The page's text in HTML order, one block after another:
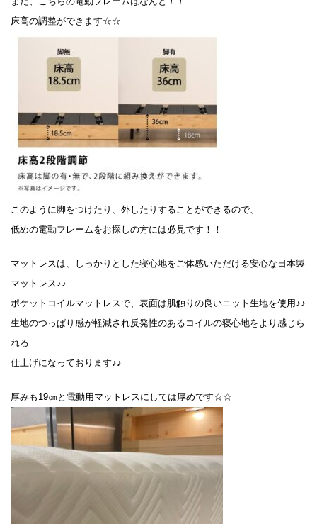
床高の調整ができます☆☆
このように脚をつけたり、外したりすることができるので、
低めの電動フレームをお探しの方には必見です！！
マットレスは、しっかりとした寝心地をご体感いただける安心な日本製
マットレス♪♪
ポケットコイルマットレスで、表面は肌触りの良いニット生地を使用♪♪
生地のつっぱり感が軽減され反発性のあるコイルの寝心地をより感じら
れる
仕上げになっております♪♪
厚みも19㎝と電動用マットレスにしては厚めです☆☆